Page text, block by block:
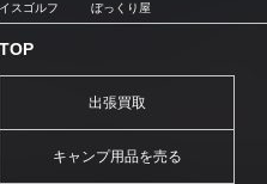
スゴルフ ぼっくり屋
出張買取
キャンプ用品を売る